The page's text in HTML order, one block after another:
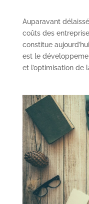
Auparavant
coûts des
constitue
est le
et l’optimisation de